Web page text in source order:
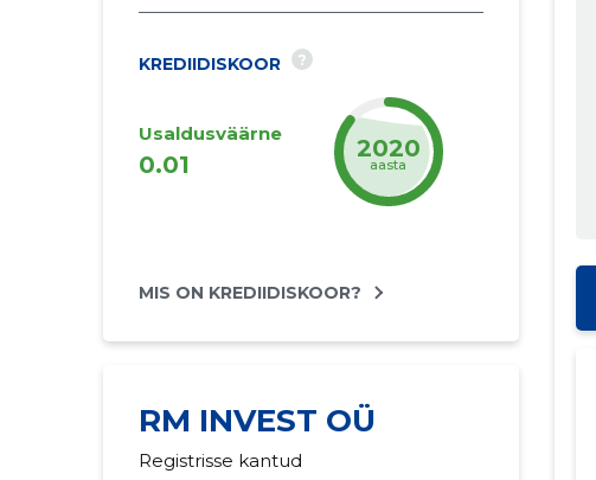
KREDIIDISKOOR ?
Usaldusväärne
0.01
2025
aasta
MIS ON KREDIIDISKOOR?
RM INVEST OÜ
Registrisse kantud